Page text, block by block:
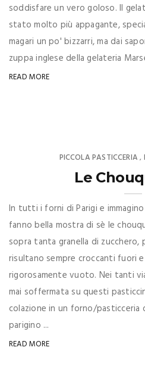
soddisfare un vero goloso. Il
stato molto più appagante,
magari un po' bizzarri, ma dai
zuppa inglese della gelateria
READ MORE
PICCOLA PASTICCERIA ,
Le
In tutti i forni di Parigi e
fanno bella mostra di sè le
sopra tanta granella di zucchero,
risultano sempre croccanti fuori
rigorosamente vuoto. Nei tanti
mai soffermata su questi
colazione in un forno/pasticceria
parigino ...
READ MORE